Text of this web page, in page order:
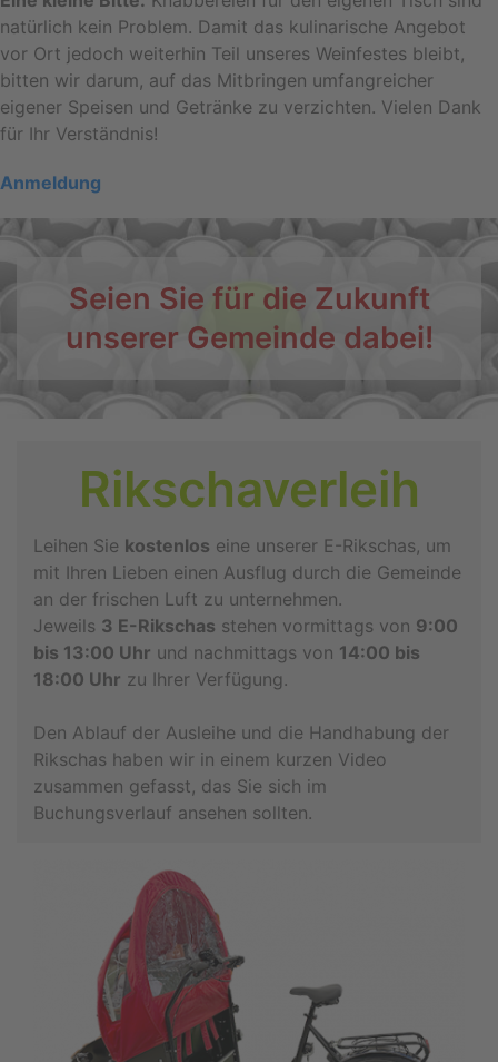
natürlich kein Problem. Damit das kulinarische Angebot
vor Ort jedoch weiterhin Teil unseres Weinfestes bleibt,
bitten wir darum, auf das Mitbringen umfangreicher
eigener Speisen und Getränke zu verzichten. Vielen Dank
für Ihr Verständnis!
Anmeldung
Seien Sie für die Zukunft
unserer Gemeinde dabei!
Rikschaverleih
Leihen Sie kostenlos eine unserer E-Rikschas, um
mit Ihren Lieben einen Ausflug durch die Gemeinde
an der frischen Luft zu unternehmen.
Jeweils 3 E-Rikschas stehen vormittags von 9:00
bis 13:00 Uhr und nachmittags von 14:00 bis
18:00 Uhr zu Ihrer Verfügung.
Den Ablauf der Ausleihe und die Handhabung der
Rikschas haben wir in einem kurzen Video
zusammen gefasst, das Sie sich im
Buchungsverlauf ansehen sollten.